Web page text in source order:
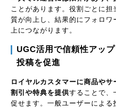
ことがあります。役割ごとに
質が向上し、結果的にフォロワ
上につながります。
UGC活用で信頼性アッ
投稿を促進
ロイヤルカスタマーに商品やサ
割引や特典を提供することで、
促せます。一般ユーザーによる